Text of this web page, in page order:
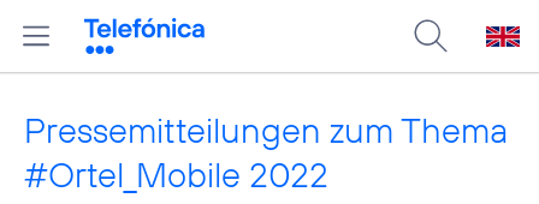
Pressemitteilungen zum Thema
#Ortel_Mobile 2022